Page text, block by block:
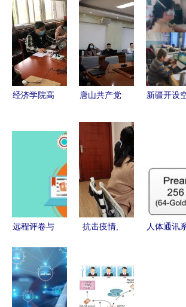
经济学院高
2020年研
远程技术教
育护航公平
与公正
唐山共产党
网络远程技
术教育 赋
能党员成长
新路径
新疆开设
络远程技
教育的创
实践
远程评卷与
网络阅卷系
统 减轻评
阅人员负担
抗击疫情,
保障线上教
学质量,重
人体通讯